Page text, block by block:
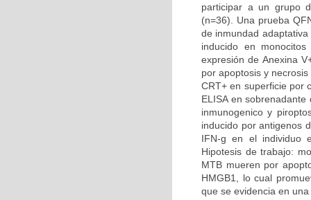
participar a un grupo
(n=36). Una prueba
de inmundad
inducido en
expresión de Anexina
por apoptosis y
CRT+ en superficie por
ELISA en
inmunogenico y
inducido por antigenos
IFN-g en el individuo
Hipotesis de trabajo:
MTB mueren por
HMGB1, lo cual
que se evidencia en